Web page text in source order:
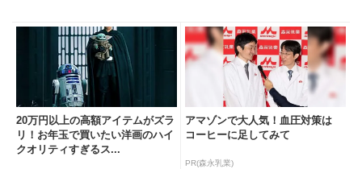
20万円以上の高額アイテムがズラ
リ！お年玉で買いたい洋画のハイ
クオリティすぎるス...
アマゾンで大人気！血圧対策は
コーヒーに足してみて
PR(森永乳業)